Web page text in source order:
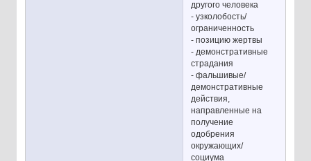
другого человека
- узколобость/
ограниченность
- позицию жертвы
- демонстративные
страдания
- фальшивые/
демонстративные
действия,
направленные на
получение
одобрения
окружающих/
социума